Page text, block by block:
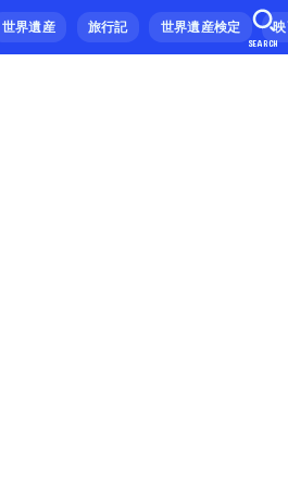
世界遺産 旅行記 世界遺産検定
SEARCH